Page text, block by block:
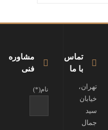
مشاوره
فنی
نام(*)
تماس
با ما
تهران،
خیابان
سید
جمال